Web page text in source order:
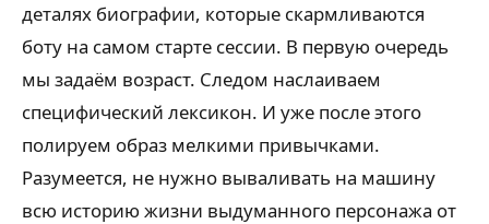
деталях биографии, которые скармливаются
боту на самом старте сессии. В первую очередь
мы задаём возраст. Следом наслаиваем
специфический лексикон. И уже после этого
полируем образ мелкими привычками.
Разумеется, не нужно вываливать на машину
всю историю жизни выдуманного персонажа от